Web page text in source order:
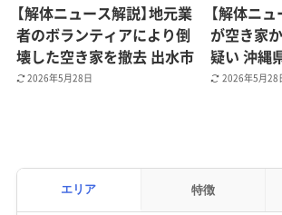
【解体ニュース解説】地元業
者のボランティアにより倒
壊した空き家を撤去 出水市
2026年5月28日
【解体ニ
が空き家
疑い 沖縄
2026年5月28
エリア 特徴